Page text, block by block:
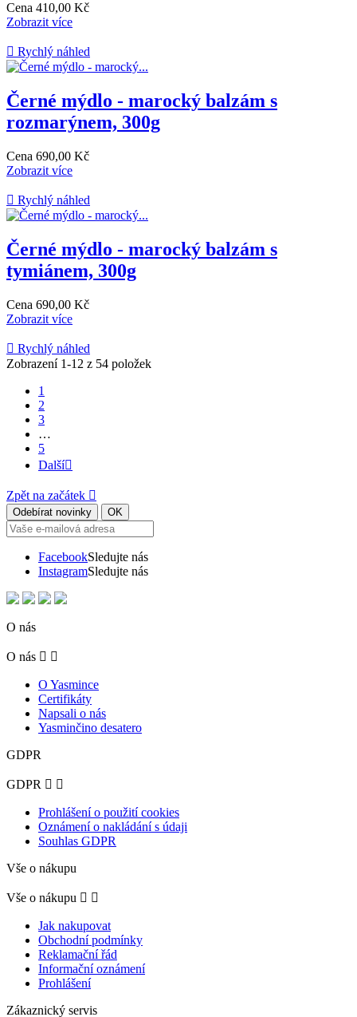
Cena 410,00 Kč
Zobrazit více
 Rychlý náhled
Černé mýdlo - marocký balzám s
rozmarýnem, 300g
Cena 690,00 Kč
Zobrazit více
 Rychlý náhled
Černé mýdlo - marocký balzám s
tymiánem, 300g
Cena 690,00 Kč
Zobrazit více
 Rychlý náhled
Zobrazení 1-12 z 54 položek
1
2
3
…
5
Další
Zpět na začátek 
FacebookSledujte nás
InstagramSledujte nás
O nás
O nás  
O Yasmince
Certifikáty
Napsali o nás
Yasminčino desatero
GDPR
GDPR  
Prohlášení o použití cookies
Oznámení o nakládání s údaji
Souhlas GDPR
Vše o nákupu
Vše o nákupu  
Jak nakupovat
Obchodní podmínky
Reklamační řád
Informační oznámení
Prohlášení
Zákaznický servis